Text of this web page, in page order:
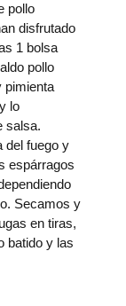
pollo
disfrutado
1 bolsa
pollo
pimienta
lo
salsa.
del fuego y
espárragos
Secamos y
en tiras,
batido y las